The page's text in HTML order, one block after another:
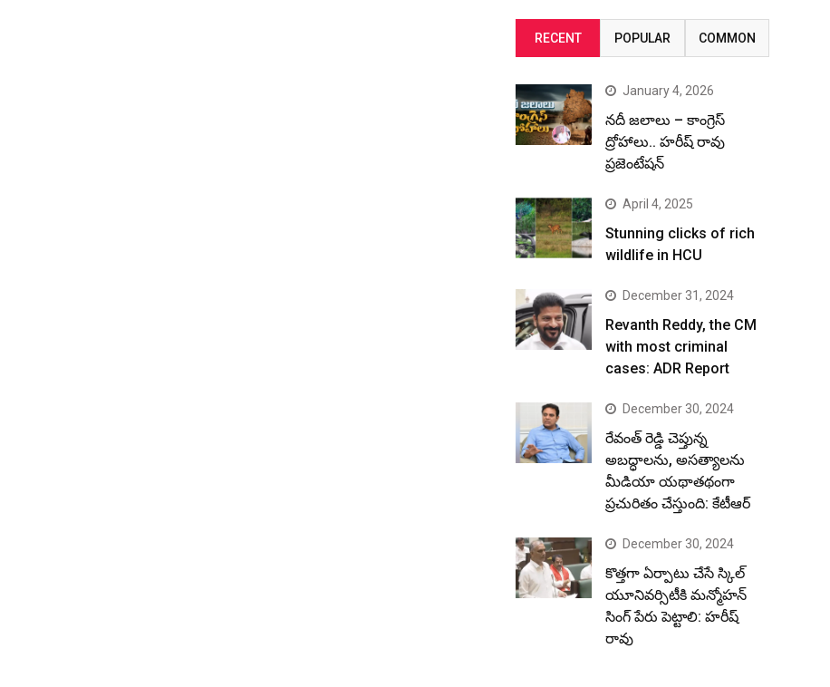
RECENT POPULAR COMMON
January 4, 2026
నదీ జలాలు – కాంగ్రెస్
ద్రోహాలు.. హరీష్ రావు
ప్రజెంటేషన్
April 4, 2025
Stunning clicks of rich
wildlife in HCU
December 31, 2024
Revanth Reddy, the CM
with most criminal
cases: ADR Report
December 30, 2024
రేవంత్ రెడ్డి చెప్తున్న
అబద్ధాలను, అసత్యాలను
మీడియా యథాతథంగా
ప్రచురితం చేస్తుంది: కేటీఆర్
December 30, 2024
కొత్తగా ఏర్పాటు చేసే స్కిల్
యూనివర్సిటీకి మన్మోహన్
సింగ్ పేరు పెట్టాలి: హరీష్
రావు